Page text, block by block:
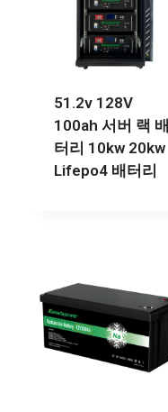
51.2v 128V
100ah 서버 랙 배
터리 10kw 20kw
Lifepo4 배터리